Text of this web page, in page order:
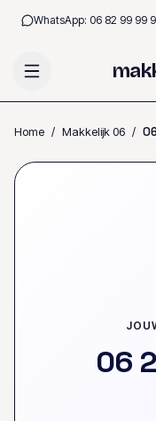
WhatsApp: 06 82 99 99
Home / Makkelijk 06 / 06
06 2